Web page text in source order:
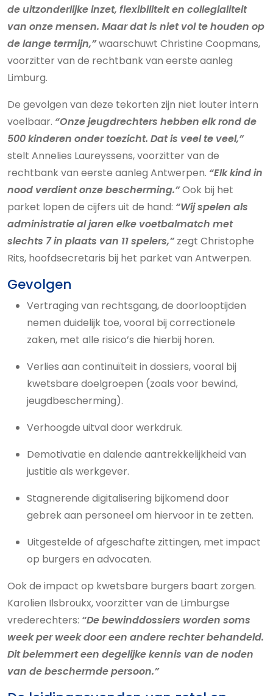
de uitzonderlijke inzet, flexibiliteit en collegialiteit
van onze mensen. Maar dat is niet vol te houden op
de lange termijn,”waarschuwt Christine Coopmans,
voorzitter van de rechtbank van eerste aanleg
Limburg.
De gevolgen van deze tekorten zijn niet louter intern
voelbaar. “Onze jeugdrechters hebben elk rond de
500 kinderen onder toezicht. Dat is veel te veel,”
stelt Annelies Laureyssens, voorzitter van de
rechtbank van eerste aanleg Antwerpen. “Elk kind in
nood verdient onze bescherming.”Ook bij het
parket lopen de cijfers uit de hand: “Wij spelen als
administratie al jaren elke voetbalmatch met
slechts 7 in plaats van 11 spelers,”zegt Christophe
Rits, hoofdsecretaris bij het parket van Antwerpen.
Gevolgen
Vertraging van rechtsgang, de doorlooptijden
nemen duidelijk toe, vooral bij correctionele
zaken, met alle risico’s die hierbij horen.
Verlies aan continuïteit in dossiers, vooral bij
kwetsbare doelgroepen (zoals voor bewind,
jeugdbescherming).
Verhoogde uitval door werkdruk.
Demotivatie en dalende aantrekkelijkheid van
justitie als werkgever.
Stagnerende digitalisering bijkomend door
gebrek aan personeel om hiervoor in te zetten.
Uitgestelde of afgeschafte zittingen, met impact
op burgers en advocaten.
Ook de impact op kwetsbare burgers baart zorgen.
Karolien Ilsbroukx, voorzitter van de Limburgse
vrederechters: “De bewinddossiers worden soms
week per week door een andere rechter behandeld.
Dit belemmert een degelijke kennis van de noden
van de beschermde persoon.”